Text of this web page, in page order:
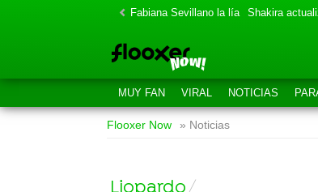
Fabiana Sevillano la lía Shakira
MUY FAN VIRAL NOTICIAS
Flooxer Now » Noticias